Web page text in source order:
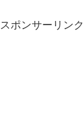
スポンサーリンク